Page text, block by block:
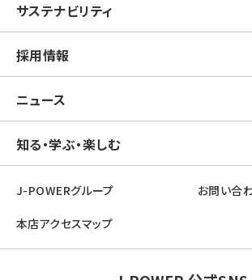
サステナビリティ
採用情報
ニュース
知る・学ぶ・楽しむ
J-POWERグループ お問い合
本店アクセスマップ